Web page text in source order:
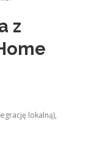
z
lokalną),